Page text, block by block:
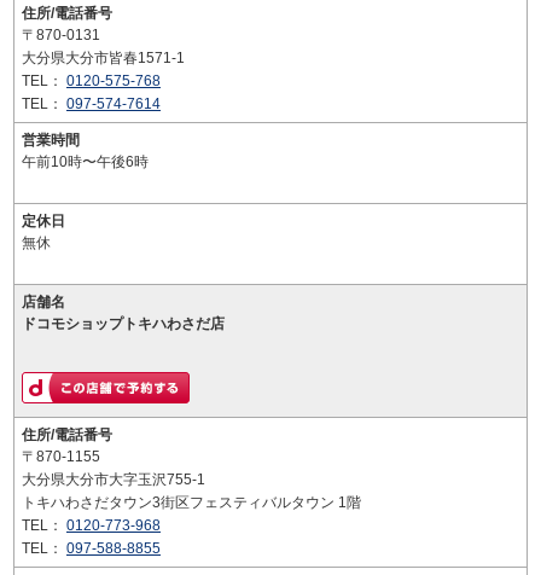
住所/電話番号
〒870-0131
大分県大分市皆春1571-1
TEL： 0120-575-768
TEL： 097-574-7614
営業時間
午前10時〜午後6時
定休日
無休
店舗名
ドコモショップトキハわさだ店
住所/電話番号
〒870-1155
大分県大分市大字玉沢755-1
トキハわさだタウン3街区フェスティバルタウン 1階
TEL： 0120-773-968
TEL： 097-588-8855